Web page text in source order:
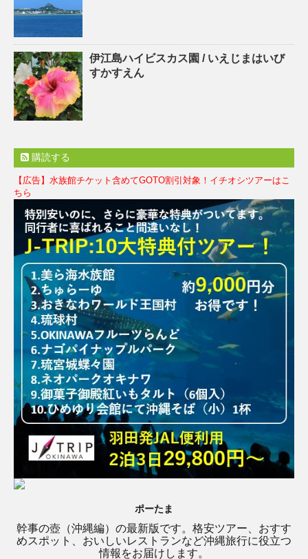
伊江島ハイビスカス園 / いえじまはいび
すかすえん
購読する
【広告】水族館チケット含めてGOTO割引対象！イチオシツアーはこ
ちら
ポーたま
幹事の壺（沖縄編）の最新版です。格安ツアー、おすす
めスポット、おいしいレストランなど沖縄旅行に役立つ
情報をお届けします。